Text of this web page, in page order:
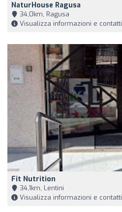
NaturHouse Ragusa
34,0km, Ragusa
Visualizza informazioni e contatti
Fit Nutrition
34,1km, Lentini
Visualizza informazioni e contatti